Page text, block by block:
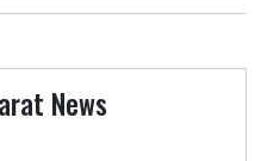
News